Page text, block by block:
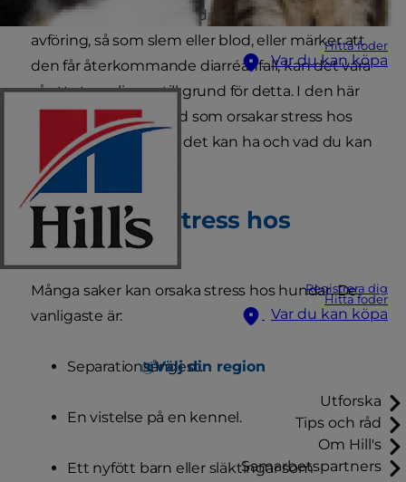
Hitta foder
Var du kan köpa
Registrera dig
Hitta foder
Var du kan köpa
Välj din region
Utforska
Tips och råd
Om Hill's
Samarbetspartners
Om du upptäcker förändringar i din hunds
avföring, så som slem eller blod, eller märker att
den får återkommande diarréanfall, kan det vara
så att stress ligger till grund för detta. I den här
artikeln tittar vi på vad som orsakar stress hos
hundar, vilka effekter det kan ha och vad du kan
göra åt det.
Orsaker till stress hos
hundar
Många saker kan orsaka stress hos hundar. De
vanligaste är:
Separationsångest.
En vistelse på en kennel.
Ett nyfött barn eller släktingar som